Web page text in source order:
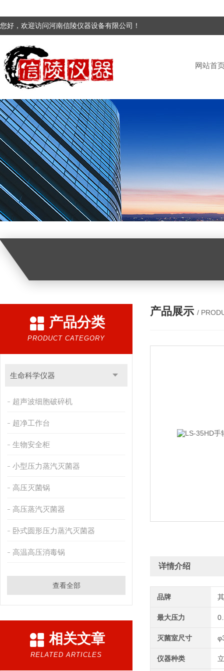
您好，欢迎访问河南信陵仪器设备有限公司！
网站首
产品分类
PRODUCT CATEGORY
生命科学仪器
超声波细胞破碎机
超净工作台
生物安全柜
小型压力蒸汽灭菌器
高压灭菌锅
高压蒸汽灭菌器
卧式圆形压力蒸汽灭菌器
高温高压消毒锅
查看全部
相关文章
RELATED ARTICLES
产品展示 /
详情介绍
品牌
最大压力
灭菌室尺寸
仪器种类